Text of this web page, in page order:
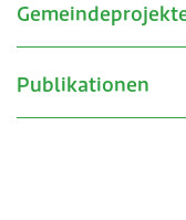
Publikationen